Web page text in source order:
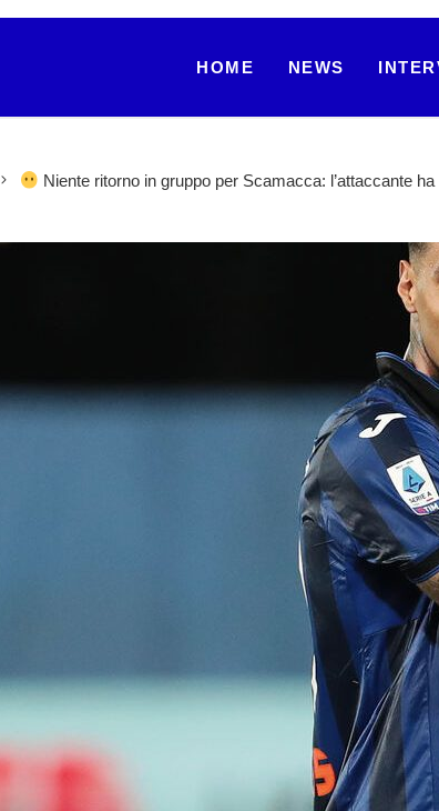
HOME NEWS
Niente ritorno in gruppo per Scamacca: l’attaccante